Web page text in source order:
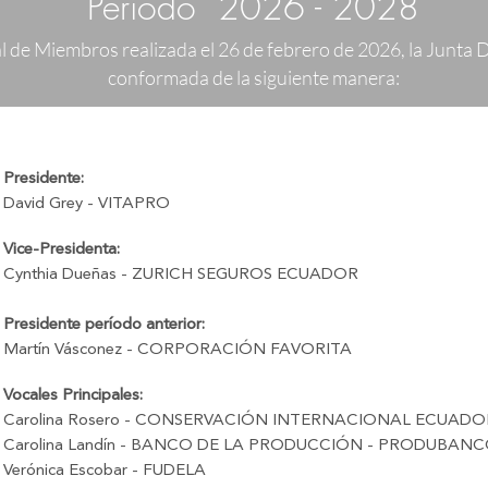
de Miembros realizada el 26 de febrero de 2026, la Junta
conformada de la siguiente manera:
Presidente:
David Grey - VITAPRO
Vice-Presidenta:
Cynthia Dueñas - ZURICH SEGUROS ECUADOR
Presidente período anterior:
Martín Vásconez - CORPORACIÓN FAVORITA
Vocales Principales:
Carolina Rosero - CONSERVACIÓN INTERNACIONAL
Carolina Landín - BANCO DE LA PRODUCCIÓN -
Verónica Escobar - FUDELA